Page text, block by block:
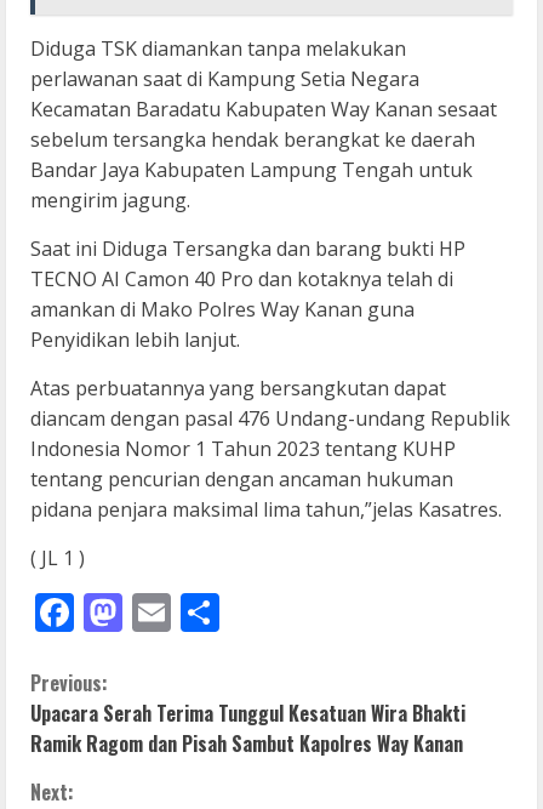
Diduga TSK diamankan tanpa melakukan
perlawanan saat di Kampung Setia Negara
Kecamatan Baradatu Kabupaten Way Kanan sesaat
sebelum tersangka hendak berangkat ke daerah
Bandar Jaya Kabupaten Lampung Tengah untuk
mengirim jagung.
Saat ini Diduga Tersangka dan barang bukti HP
TECNO AI Camon 40 Pro dan kotaknya telah di
amankan di Mako Polres Way Kanan guna
Penyidikan lebih lanjut.
Atas perbuatannya yang bersangkutan dapat
diancam dengan pasal 476 Undang-undang Republik
Indonesia Nomor 1 Tahun 2023 tentang KUHP
tentang pencurian dengan ancaman hukuman
pidana penjara maksimal lima tahun,”jelas Kasatres.
( JL 1 )
Facebook
Mastodon
Email
C
o
n
Previous:
Upacara Serah Terima Tunggul Kesatuan Wira Bhakti
Ramik Ragom dan Pisah Sambut Kapolres Way Kanan
Next: